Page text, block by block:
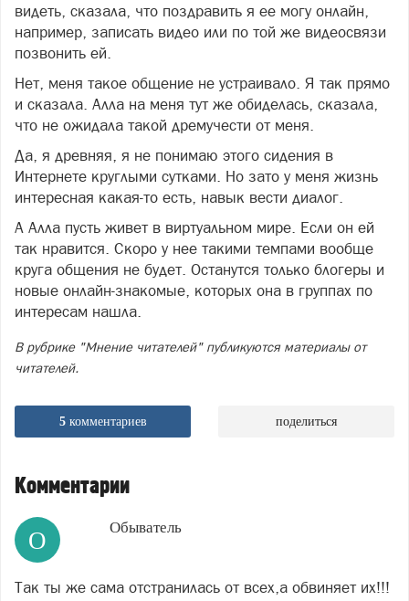
видеть, сказала, что поздравить я ее могу онлайн,
например, записать видео или по той же видеосвязи
позвонить ей.
Нет, меня такое общение не устраивало. Я так прямо
и сказала. Алла на меня тут же обиделась, сказала,
что не ожидала такой дремучести от меня.
Да, я древняя, я не понимаю этого сидения в
Интернете круглыми сутками. Но зато у меня жизнь
интересная какая-то есть, навык вести диалог.
А Алла пусть живет в виртуальном мире. Если он ей
так нравится. Скоро у нее такими темпами вообще
круга общения не будет. Останутся только блогеры и
новые онлайн-знакомые, которых она в группах по
интересам нашла.
В рубрике "Мнение читателей" публикуются материалы от
читателей.
5комментариев поделиться
Комментарии
О Обыватель
Так ты же сама отстранилась от всех,а обвиняет их!!!